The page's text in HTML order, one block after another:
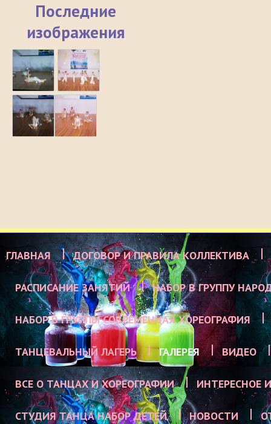
Последние
изображения
ГЛАВНАЯ ДОГОВОР И ПРАВИЛА КОЛЛЕКТИВА
РАСПИСАНИЕ ЗАНЯТИЙ НАБОР В ГРУППУ
НАБОР В ГРУППЫ СОВРЕМЕННАЯ ХОРЕОГРАФИЯ
ТАНЦЕВАЛЬНЫЙ ЛАГЕРЬ ГАЛЕРЕЯ ВИДЕО
ВСЕ О ТАНЦАХ И ХОРЕОГРАФИИ ИНТЕРЕСНОЕ
СТУДИЯ ТАНЦА НАБОР ДЕТЕЙ НОВОСТИ